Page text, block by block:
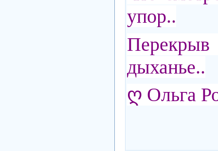
упор..
Перекрыв
дыханье..
ღ Ольга